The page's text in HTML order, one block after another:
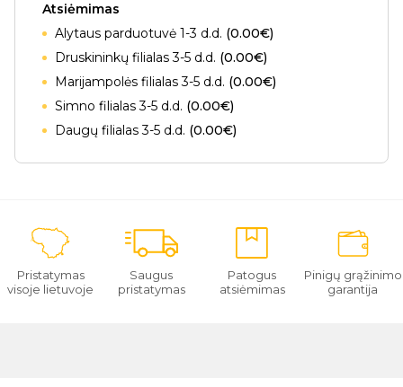
Atsiėmimas
Alytaus parduotuvė 1-3 d.d. (0.00€)
Druskininkų filialas 3-5 d.d. (0.00€)
Marijampolės filialas 3-5 d.d. (0.00€)
Simno filialas 3-5 d.d. (0.00€)
Daugų filialas 3-5 d.d. (0.00€)
Pristatymas
visoje lietuvoje
Saugus
pristatymas
Patogus
atsiėmimas
Pinigų grąžinimo
garantija